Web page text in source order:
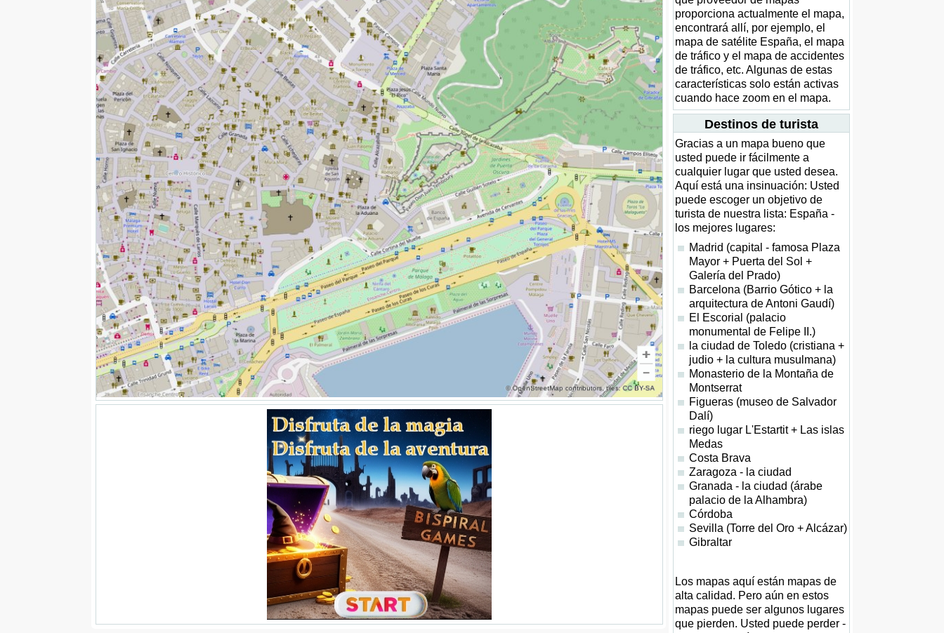
proporciona actualmente el mapa,
encontrará allí, por ejemplo, el
mapa de satélite España, el mapa
de tráfico y el mapa de accidentes
de tráfico, etc. Algunas de estas
características solo están activas
cuando hace zoom en el mapa.
Destinos de turista
Gracias a un mapa bueno que
usted puede ir fácilmente a
cualquier lugar que usted desea.
Aquí está una insinuación: Usted
puede escoger un objetivo de
turista de nuestra lista: España -
los mejores lugares:
Madrid (capital - famosa Plaza
Mayor + Puerta del Sol +
Galería del Prado)
Barcelona (Barrio Gótico + la
arquitectura de Antoni Gaudí)
El Escorial (palacio
monumental de Felipe II.)
la ciudad de Toledo (cristiana +
judio + la cultura musulmana)
Monasterio de la Montaña de
Montserrat
Figueras (museo de Salvador
Dalí)
riego lugar L'Estartit + Las islas
Medas
Costa Brava
Zaragoza - la ciudad
Granada - la ciudad (árabe
palacio de la Alhambra)
Córdoba
Sevilla (Torre del Oro + Alcázar)
Gibraltar
Los mapas aquí están mapas de
alta calidad. Pero aún en estos
mapas puede ser algunos lugares
que pierden. Usted puede perder -